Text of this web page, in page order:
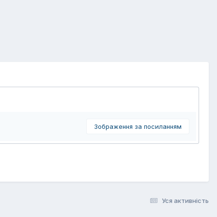
Зображення за посиланням
Уся активність